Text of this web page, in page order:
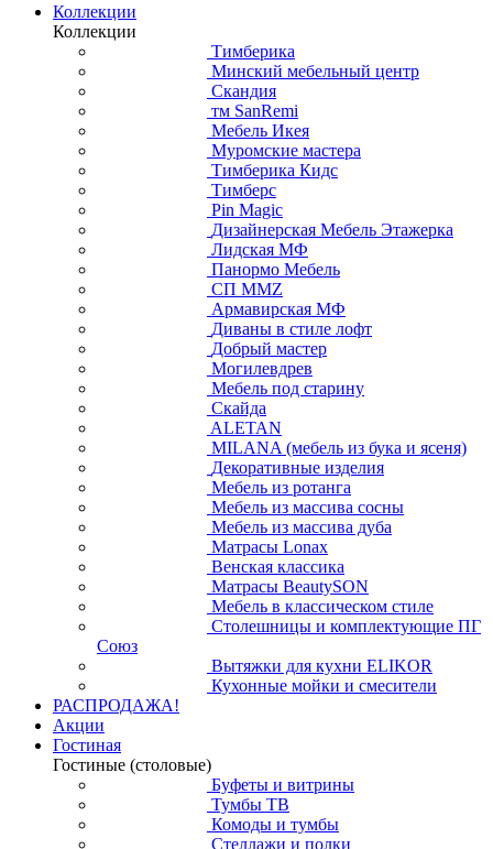
Коллекции
Коллекции
Тимберика
Минский мебельный центр
Скандия
тм SanRemi
Мебель Икея
Муромские мастера
Тимберика Кидс
Тимберс
Pin Magic
Дизайнерская Мебель Этажерка
Лидская МФ
Панормо Мебель
СП ММZ
Армавирская МФ
Диваны в стиле лофт
Добрый мастер
Могилевдрев
Мебель под старину
Скайда
ALETAN
MILANA (мебель из бука и ясеня)
Декоративные изделия
Мебель из ротанга
Мебель из массива сосны
Мебель из массива дуба
Матрасы Lonax
Венская классика
Матрасы BeautySON
Мебель в классическом стиле
Столешницы и комплектующие ПГ
Союз
Вытяжки для кухни ELIKOR
Кухонные мойки и смесители
РАСПРОДАЖА!
Акции
Гостиная
Гостиные (столовые)
Буфеты и витрины
Тумбы ТВ
Комоды и тумбы
Стеллажи и полки